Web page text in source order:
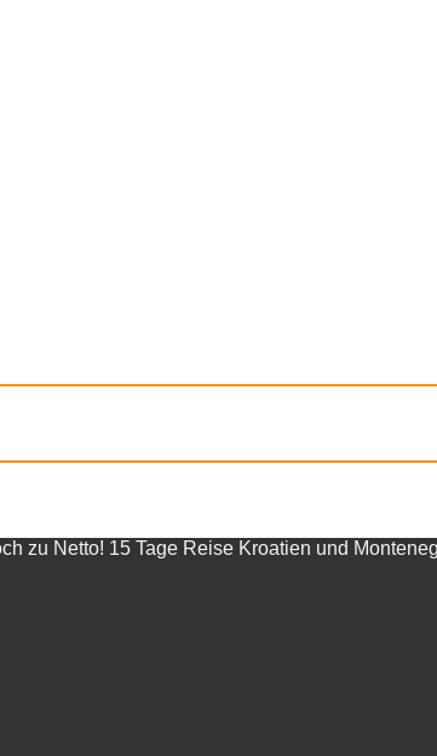
zu Netto! 15 Tage Reise Kroatien und